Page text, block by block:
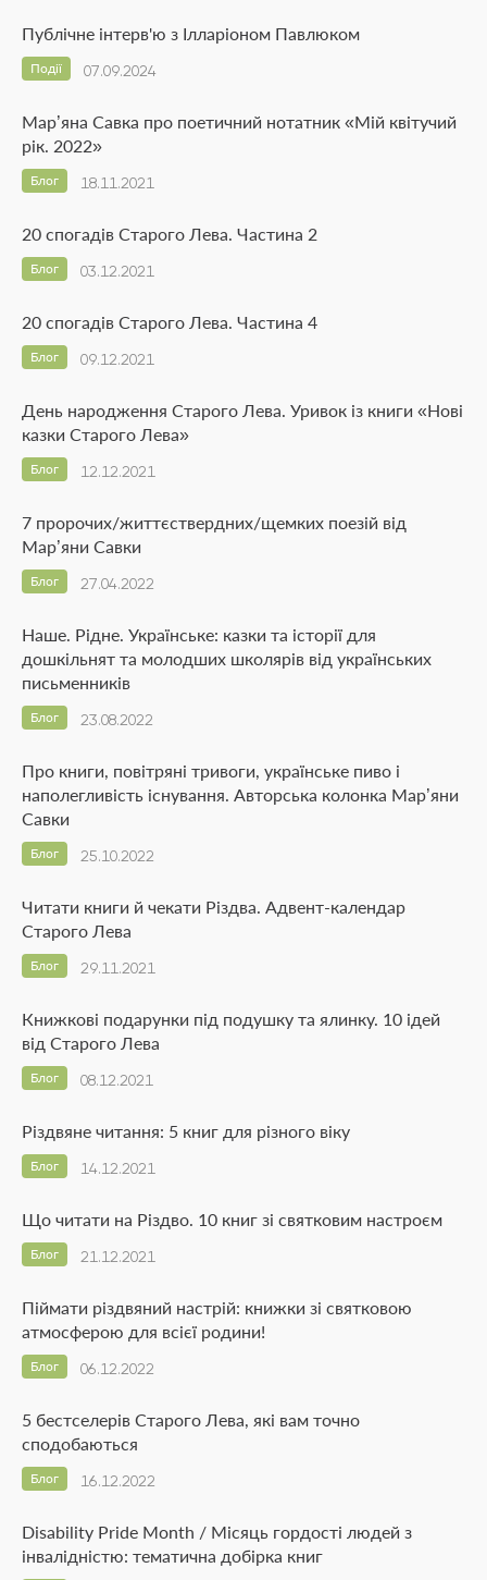
Публічне інтерв'ю з Ілларіоном Павлюком
07.09.2024
Події
Мар’яна Савка про поетичний нотатник «Мій квітучий
рік. 2022»
18.11.2021
Блог
20 спогадів Старого Лева. Частина 2
03.12.2021
Блог
20 спогадів Старого Лева. Частина 4
09.12.2021
Блог
День народження Старого Лева. Уривок із книги «Нові
казки Старого Лева»
12.12.2021
Блог
7 пророчих/життєствердних/щемких поезій від
Мар’яни Савки
27.04.2022
Блог
Наше. Рідне. Українське: казки та історії для
дошкільнят та молодших школярів від українських
письменників
23.08.2022
Блог
Про книги, повітряні тривоги, українське пиво і
наполегливість існування. Авторська колонка Мар’яни
Савки
25.10.2022
Блог
Читати книги й чекати Різдва. Адвент-календар
Старого Лева
29.11.2021
Блог
Книжкові подарунки під подушку та ялинку. 10 ідей
від Старого Лева
08.12.2021
Блог
Різдвяне читання: 5 книг для різного віку
14.12.2021
Блог
Що читати на Різдво. 10 книг зі святковим настроєм
21.12.2021
Блог
Піймати різдвяний настрій: книжки зі святковою
атмосферою для всієї родини!
06.12.2022
Блог
5 бестселерів Старого Лева, які вам точно
сподобаються
16.12.2022
Блог
Disability Pride Month / Місяць гордості людей з
інвалідністю: тематична добірка книг